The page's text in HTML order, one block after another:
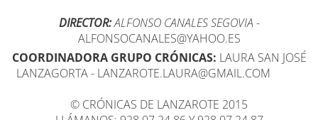
DIRECTOR:ALFONSO CANALES SEGOVIA -
ALFONSOCANALES@YAHOO.ES
COORDINADORA GRUPO CRÓNICAS: LAURA SAN JOSÉ
LANZAGORTA - LANZAROTE.LAURA@GMAIL.COM
© CRÓNICAS DE LANZAROTE 2015